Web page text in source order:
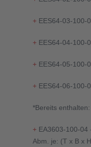
+ EES64-03-100-
+ EES64-04-100-
+ EES64-05-100-
+ EES64-06-100-
*Bereits enthalten:
+ EA3603-100-04
Abm. je: (T x B x